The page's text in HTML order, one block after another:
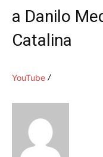
a Danilo
Catalina
YouTube